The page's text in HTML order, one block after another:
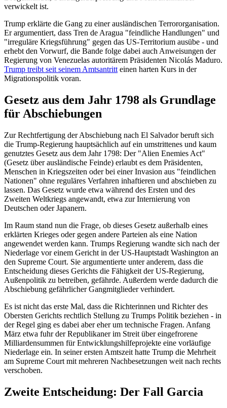
verwickelt ist.
Trump erklärte die Gang zu einer ausländischen Terrororganisation.
Er argumentiert, dass Tren de Aragua "feindliche Handlungen" und
"irreguläre Kriegsführung" gegen das US-Territorium ausübe - und
erhebt den Vorwurf, die Bande folge dabei auch Anweisungen der
Regierung von Venezuelas autoritärem Präsidenten Nicolás Maduro.
Trump treibt seit seinem Amtsantritt einen harten Kurs in der
Migrationspolitik voran.
Gesetz aus dem Jahr 1798 als Grundlage
für Abschiebungen
Zur Rechtfertigung der Abschiebung nach El Salvador beruft sich
die Trump-Regierung hauptsächlich auf ein umstrittenes und kaum
genutztes Gesetz aus dem Jahr 1798: Der "Alien Enemies Act"
(Gesetz über ausländische Feinde) erlaubt es dem Präsidenten,
Menschen in Kriegszeiten oder bei einer Invasion aus "feindlichen
Nationen" ohne reguläres Verfahren inhaftieren und abschieben zu
lassen. Das Gesetz wurde etwa während des Ersten und des
Zweiten Weltkriegs angewandt, etwa zur Internierung von
Deutschen oder Japanern.
Im Raum stand nun die Frage, ob dieses Gesetz außerhalb eines
erklärten Krieges oder gegen andere Parteien als eine Nation
angewendet werden kann. Trumps Regierung wandte sich nach der
Niederlage vor einem Gericht in der US-Hauptstadt Washington an
den Supreme Court. Sie argumentierte unter anderem, dass die
Entscheidung dieses Gerichts die Fähigkeit der US-Regierung,
Außenpolitik zu betreiben, gefährde. Außerdem werde dadurch die
Abschiebung gefährlicher Gangmitglieder verhindert.
Es ist nicht das erste Mal, dass die Richterinnen und Richter des
Obersten Gerichts rechtlich Stellung zu Trumps Politik beziehen - in
der Regel ging es dabei aber eher um technische Fragen. Anfang
März etwa fuhr der Republikaner im Streit über eingefrorene
Milliardensummen für Entwicklungshilfeprojekte eine vorläufige
Niederlage ein. In seiner ersten Amtszeit hatte Trump die Mehrheit
am Supreme Court mit mehreren Nachbesetzungen weit nach rechts
verschoben.
Zweite Entscheidung: Der Fall Garcia